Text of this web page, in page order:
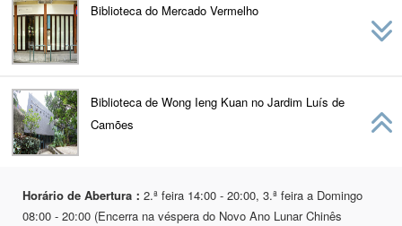
Biblioteca do Mercado Vermelho
Biblioteca de Wong Ieng Kuan no Jardim Luís de
Camões
Horário de Abertura： 2.ª feira 14:00 - 20:00, 3.ª feira a Domingo
08:00 - 20:00 (Encerra na véspera do Novo Ano Lunar Chinês